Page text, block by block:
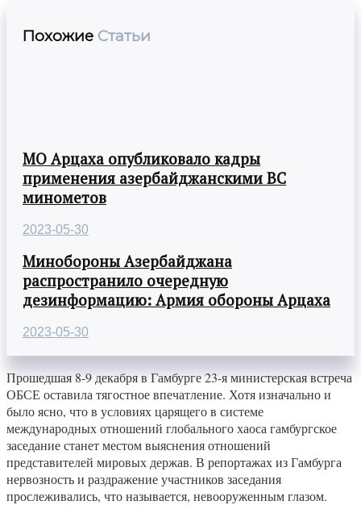
Похожие Статьи
МО Арцаха опубликовало кадры
применения азербайджанскими ВС
минометов
2023-05-30
Минобороны Азербайджана
распространило очередную
дезинформацию: Армия обороны Арцаха
2023-05-30
Прошедшая 8-9 декабря в Гамбурге 23-я министерская встреча
ОБСЕ оставила тягостное впечатление. Хотя изначально и
было ясно, что в условиях царящего в системе
международных отношений глобального хаоса гамбургское
заседание станет местом выяснения отношений
представителей мировых держав. В репортажах из Гамбурга
нервозность и раздражение участников заседания
прослеживались, что называется, невооруженным глазом.